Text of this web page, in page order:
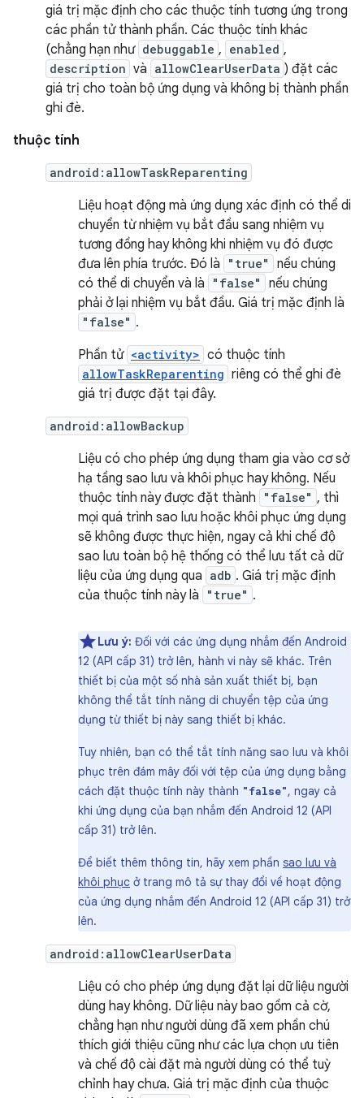
giá trị mặc định cho các thuộc tính tương ứng trong
các phần tử thành phần. Các thuộc tính khác
(chẳng hạn như debuggable , enabled ,
description và allowClearUserData ) đặt các
giá trị cho toàn bộ ứng dụng và không bị thành phần
ghi đè.
thuộc tính
android:allowTaskReparenting
Liệu hoạt động mà ứng dụng xác định có thể di
chuyển từ nhiệm vụ bắt đầu sang nhiệm vụ
tương đồng hay không khi nhiệm vụ đó được
đưa lên phía trước. Đó là
"true"
nếu chúng
có thể di chuyển và là
"false"
nếu chúng
phải ở lại nhiệm vụ bắt đầu. Giá trị mặc định là
"false" .
Phần tử <activity> có thuộc tính
allowTaskReparenting riêng có thể ghi đè
giá trị được đặt tại đây.
android:allowBackup
Liệu có cho phép ứng dụng tham gia vào cơ sở
hạ tầng sao lưu và khôi phục hay không. Nếu
thuộc tính này được đặt thành
"false" , thì
mọi quá trình sao lưu hoặc khôi phục ứng dụng
sẽ không được thực hiện, ngay cả khi chế độ
sao lưu toàn bộ hệ thống có thể lưu tất cả dữ
liệu của ứng dụng qua adb . Giá trị mặc định
của thuộc tính này là
"true" .
Lưu ý: Đối với các ứng dụng nhắm đến Android
12 (API cấp 31) trở lên, hành vi này sẽ khác. Trên
thiết bị của một số nhà sản xuất thiết bị, bạn
không thể tắt tính năng di chuyển tệp của ứng
dụng từ thiết bị này sang thiết bị khác.
Tuy nhiên, bạn có thể tắt tính năng sao lưu và khôi
phục trên đám mây đối với tệp của ứng dụng bằng
cách đặt thuộc tính này thành "false", ngay cả
khi ứng dụng của bạn nhắm đến Android 12 (API
cấp 31) trở lên.
Để biết thêm thông tin, hãy xem phần sao lưu và
khôi phục ở trang mô tả sự thay đổi về hoạt động
của ứng dụng nhắm đến Android 12 (API cấp 31) trở
lên.
android:allowClearUserData
Liệu có cho phép ứng dụng đặt lại dữ liệu người
dùng hay không. Dữ liệu này bao gồm cả cờ,
chẳng hạn như người dùng đã xem phần chú
thích giới thiệu cũng như các lựa chọn ưu tiên
và chế độ cài đặt mà người dùng có thể tuỳ
chỉnh hay chưa. Giá trị mặc định của thuộc